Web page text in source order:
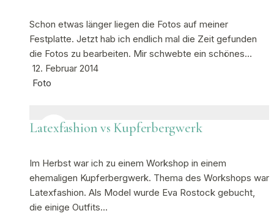
Schon etwas länger liegen die Fotos auf meiner
Festplatte. Jetzt hab ich endlich mal die Zeit gefunden
die Fotos zu bearbeiten. Mir schwebte ein schönes…
12. Februar 2014
Foto
Latexfashion vs Kupferbergwerk
Im Herbst war ich zu einem Workshop in einem
ehemaligen Kupferbergwerk. Thema des Workshops war
Latexfashion. Als Model wurde Eva Rostock gebucht,
die einige Outfits…